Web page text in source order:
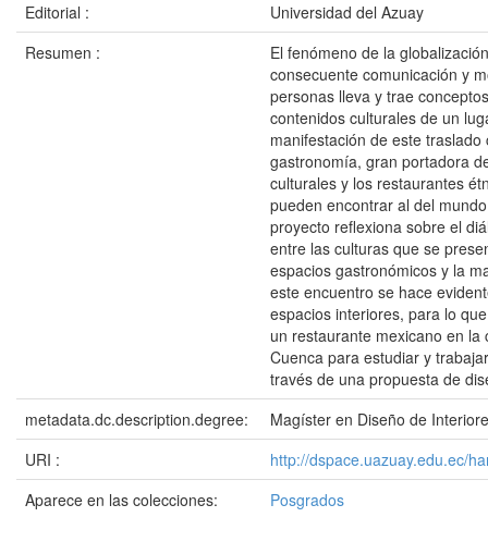
Editorial :
Universidad del Azuay
Resumen :
El fenómeno de la
consecuente comunicación y
personas lleva y trae
contenidos culturales de un
manifestación de este traslado
gastronomía, gran portadora
culturales y los restaurantes
pueden encontrar al del
proyecto reflexiona sobre el
entre las culturas que se
espacios gastronómicos y la
este encuentro se hace
espacios interiores, para lo
un restaurante mexicano en la
Cuenca para estudiar y
través de una propuesta de
metadata.dc.description.degree:
Magíster en Diseño de
URI :
http://dspace.uazuay.edu.ec/
Aparece en las colecciones:
Posgrados